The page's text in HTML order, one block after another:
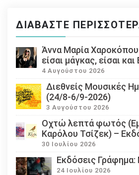
ΔΙΑΒΆΣΤΕ
Άννα Μαρία
είσαι μάγκας, είσαι
4 Αυγούστου 2026
Διεθνείς Μουσικές
(24/8-6/9-2026)
3 Αυγούστου 2026
Οχτώ λεπτά φωτός
Καρόλου Τσίζεκ) –
30 Ιουλίου 2026
Εκδόσεις Γράφημα:
24 Ιουλίου 2026